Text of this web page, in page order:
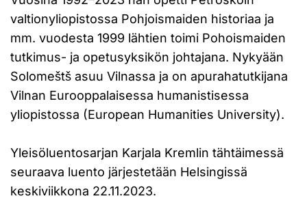
valtionyliopistossa Pohjoismaiden historiaa ja
mm. vuodesta 1999 lähtien toimi Pohoismaiden
tutkimus- ja opetusyksikön johtajana. Nykyään
Solomeštš asuu Vilnassa ja on apurahatutkijana
Vilnan Eurooppalaisessa humanistisessa
yliopistossa (European Humanities University).
Yleisöluentosarjan Karjala Kremlin tähtäimessä
seuraava luento järjestetään Helsingissä
keskiviikkona 22.11.2023.